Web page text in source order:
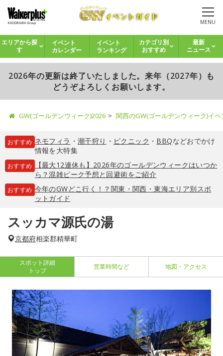
MENU
エリアから探
す
イベント
カレンダー
イベント
ランキング
カテゴリ別
おすすめ
最新
ニュース
2026年の更新は終了いたしました。来年（2027年）も
どうぞよろしくお願いします。
GW(ゴールデンウィーク)2026 関西のGW(ゴールデンウィーク)イ
おすすめ ネモフィラ ・ 潮干狩り ・ ピクニック ・ BBQなどおでかけ
情報を大特集
おすすめ
【最大12連休も】2026年のゴールデンウィークはいつか
ら？混雑ピーク予想と回避術をご紹介
おすすめ 今年のGWどこ行く！？関東・関西・東海エリア別スポ
ットガイド
スッカマ源氏の湯
京都府相楽郡精華町
スポット詳細
トップ
営業時間など 地図・アクセス